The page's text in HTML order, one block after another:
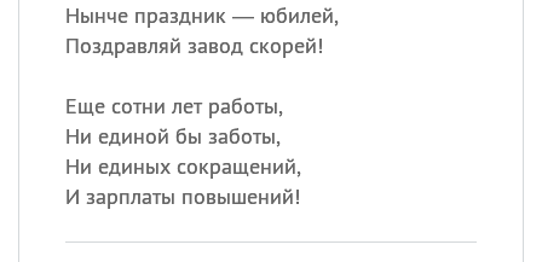
Нынче праздник — юбилей,
Поздравляй завод скорей!
Еще сотни лет работы,
Ни единой бы заботы,
Ни единых сокращений,
И зарплаты повышений!